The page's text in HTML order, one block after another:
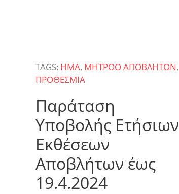
TAGS: ΗΜΑ, ΜΗΤΡΩΟ ΑΠΟΒΛΗΤΩΝ,
ΠΡΟΘΕΣΜΙΑ
Παράταση
Υποβολής Ετήσιων
Εκθέσεων
Αποβλήτων έως
19.4.2024